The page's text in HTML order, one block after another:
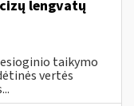
lengvatų
taikymo
vertės